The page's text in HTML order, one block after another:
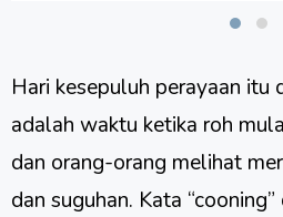
Hari kesepuluh perayaan itu
adalah waktu ketika roh
dan orang-orang melihat
dan suguhan. Kata